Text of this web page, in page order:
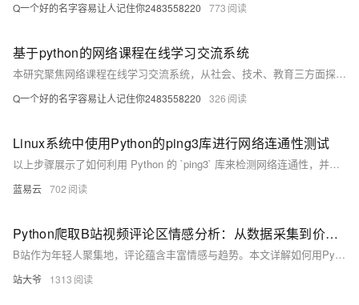
Q一个好的名字容易让人记住你2483558220 773
基于python的网络课程在线学习交流系统
本研究聚焦网络课程在线学习交流系统，从社会、技术、教育三方面探讨其发展背景与意义。系统借助Java、Spring Boot、MySQL、Vue等技术实现，融合云计算、大数据与人工智能，推动教育公平与教学模式创新，具有重要理论价值与实践意义。
Q一个好的名字容易让人记住你2483558220 326
Linux系统中使用Python的ping3库进行网络连通性测试
以上步骤展示了如何利用 Python 的 `ping3` 库来检测网络连通性，并且提供了基本错误处理方法以确保程序能够优雅地处理各种意外情形。通过简洁明快、易读易懂、实操性强等特点使得该方法非常适合开发者或系统管理员快速集成至自动化工具链之内进行日常运维任务之需求满足。
蓝易云 702
Python爬取B站视频评论区情感分析：从数据采集到价值挖掘
B站作为年轻人聚集地，评论蕴含丰富情感与趋势。本文详解如何用Python爬取评论，结合SnowNLP与jieba进行中文情感分析，并通过可视化挖掘用户情绪、消费意愿与内容反馈，助力精准运营与决策。
站大爷 1313